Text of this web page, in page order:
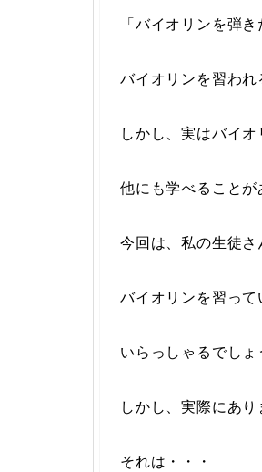
「バイオリンを弾
バイオリンを習われ
しかし、実はバイ
他にも学べることが
今回は、私の生徒さ
バイオリンを習っ
いらっしゃるでしょ
しかし、実際にあり
それは・・・